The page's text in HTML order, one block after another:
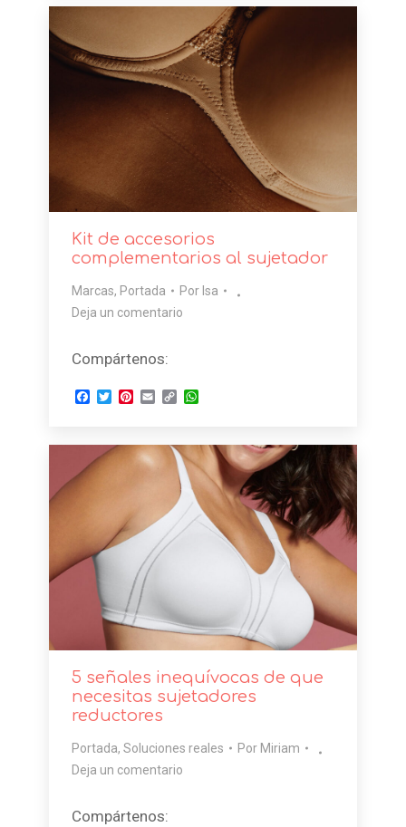
Kit de accesorios
complementarios al sujetador
Marcas, Portada Por Isa
Deja un comentario
Compártenos:
Facebook
TwitterPinterest
EmailCopyWhatsApp
5 señales inequívocas de que
necesitas sujetadores
reductores
Portada, Soluciones reales Por Miriam
Deja un comentario
Compártenos: